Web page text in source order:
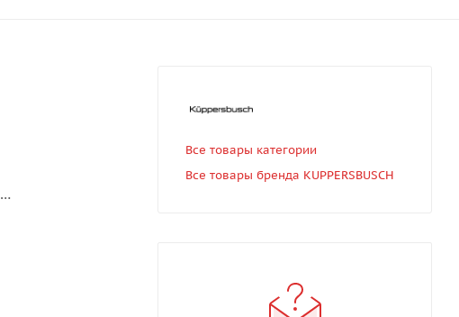
Все товары категории
Все товары бренда KUPPERSBUSCH